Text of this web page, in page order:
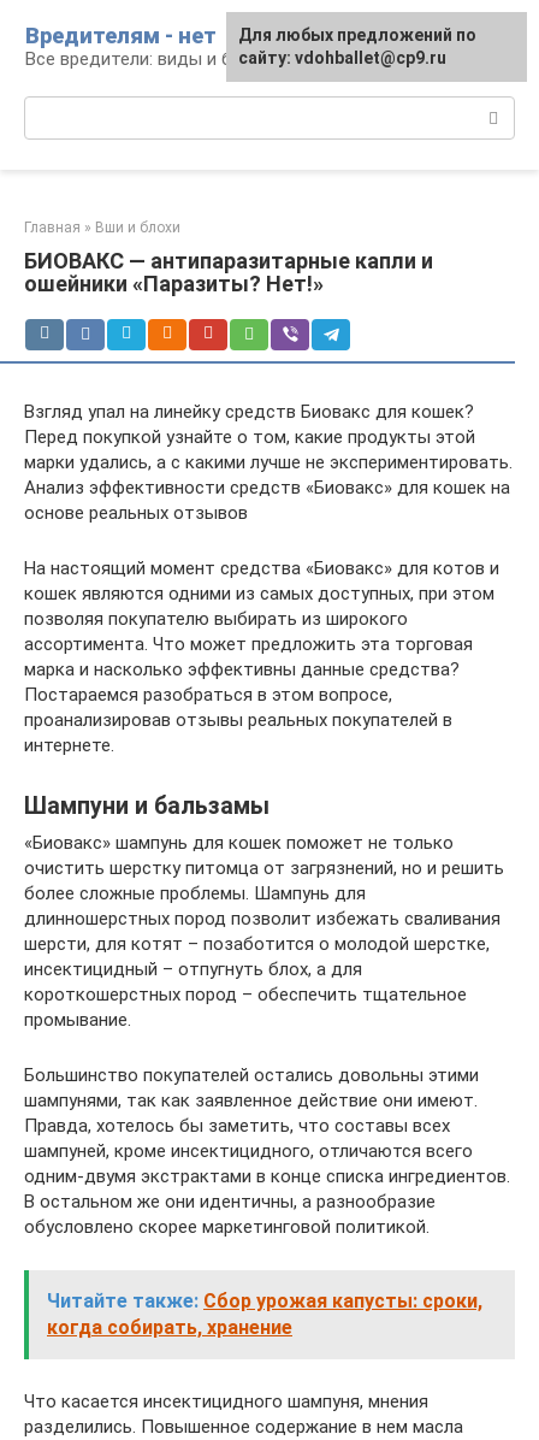
контенту
Вредителям - нет
Все вредители: виды и борьба
Главная » Вши и блохи
БИОВАКС — антипаразитарные капли и
ошейники «Паразиты? Нет!»
Взгляд упал на линейку средств Биовакс для кошек?
Перед покупкой узнайте о том, какие продукты этой
марки удались, а с какими лучше не экспериментировать.
Анализ эффективности средств «Биовакс» для кошек на
основе реальных отзывов
На настоящий момент средства «Биовакс» для котов и
кошек являются одними из самых доступных, при этом
позволяя покупателю выбирать из широкого
ассортимента. Что может предложить эта торговая
марка и насколько эффективны данные средства?
Постараемся разобраться в этом вопросе,
проанализировав отзывы реальных покупателей в
интернете.
Шампуни и бальзамы
«Биовакс» шампунь для кошек поможет не только
очистить шерстку питомца от загрязнений, но и решить
более сложные проблемы. Шампунь для
длинношерстных пород позволит избежать сваливания
шерсти, для котят – позаботится о молодой шерстке,
инсектицидный – отпугнуть блох, а для
короткошерстных пород – обеспечить тщательное
промывание.
Большинство покупателей остались довольны этими
шампунями, так как заявленное действие они имеют.
Правда, хотелось бы заметить, что составы всех
шампуней, кроме инсектицидного, отличаются всего
одним-двумя экстрактами в конце списка ингредиентов.
В остальном же они идентичны, а разнообразие
обусловлено скорее маркетинговой политикой.
Читайте также: Сбор урожая капусты: сроки,
когда собирать, хранение
Что касается инсектицидного шампуня, мнения
разделились. Повышенное содержание в нем масла
Для любых предложений по
сайту: vdohballet@cp9.ru